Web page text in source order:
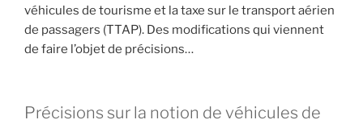
véhicules de tourisme et la taxe sur le transport aérien
de passagers (TTAP). Des modifications qui viennent
de faire l’objet de précisions…
Précisions sur la notion de véhicules de